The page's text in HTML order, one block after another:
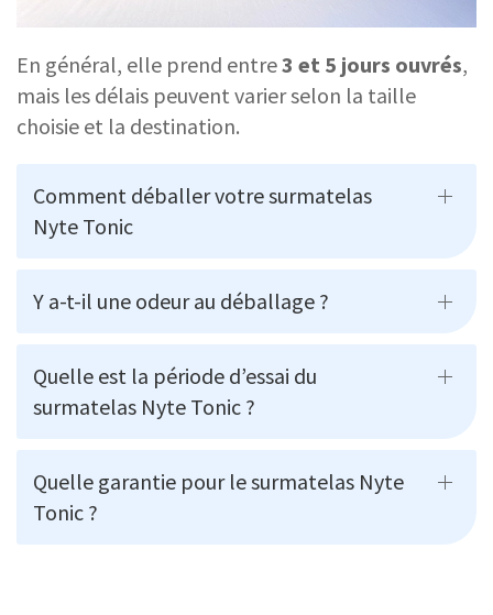
En général, elle prend entre3 et 5 jours ouvrés,
mais les délais peuvent varier selon la taille
choisie et la destination.
Comment déballer votre surmatelas
Nyte Tonic
Y a-t-il une odeur au déballage ?
Quelle est la période d’essai du
surmatelas Nyte Tonic ?
Quelle garantie pour le surmatelas Nyte
Tonic ?